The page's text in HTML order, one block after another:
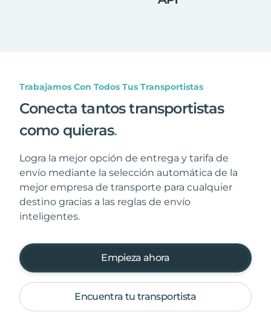
Trabajamos Con Todos Tus Transportistas
Conecta tantos transportistas
como quieras.
Logra la mejor opción de entrega y tarifa de
envío mediante la selección automática de la
mejor empresa de transporte para cualquier
destino gracias a las reglas de envío
inteligentes.
Empieza ahora
Encuentra tu transportista